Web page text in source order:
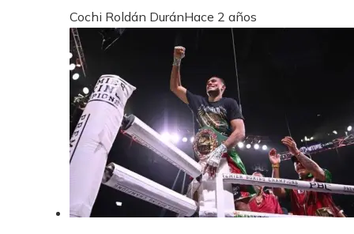
Cochi Roldán DuránHace 2 años